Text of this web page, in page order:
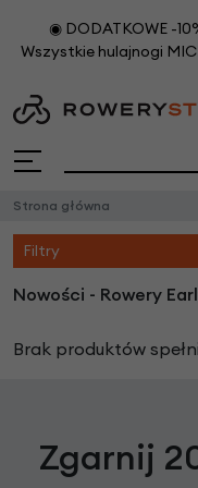
◉ DODATKOWE -
Wszystkie hulajnogi
Strona główna
Filtry
Nowości - Rowery
Brak produktów
Zgarnij